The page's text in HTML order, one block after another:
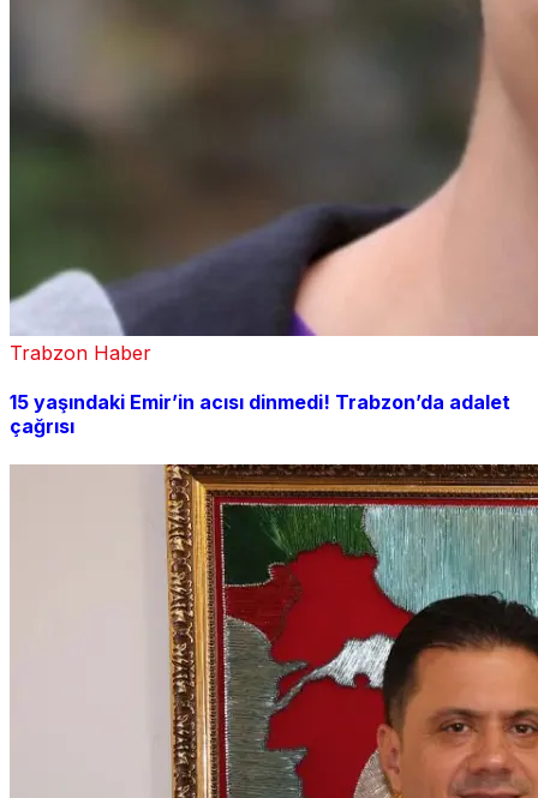
Trabzon Haber
15 yaşındaki Emir’in acısı dinmedi! Trabzon’da adalet
çağrısı